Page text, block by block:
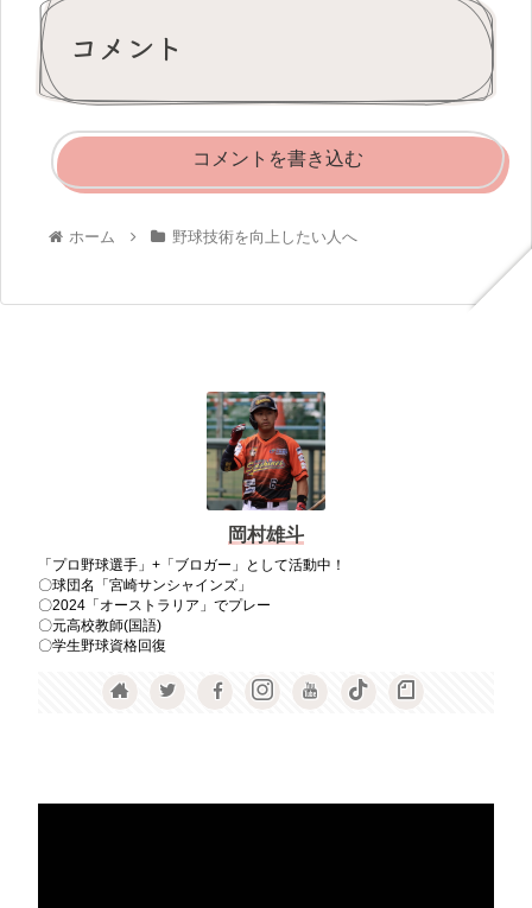
コメント
コメントを書き込む
ホーム 野球技術を向上したい人へ
岡村雄斗
「プロ野球選手」+「ブロガー」として活動中！
〇球団名「宮崎サンシャインズ」
〇2024「オーストラリア」でプレー
〇元高校教師(国語)
〇学生野球資格回復